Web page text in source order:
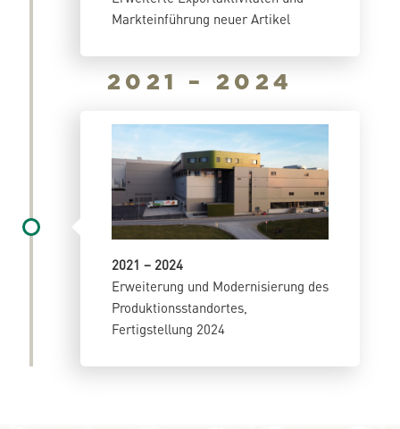
Markteinführung neuer Artikel
2021 – 2024
2021 – 2024
Erweiterung und Modernisierung des
Produktionsstandortes,
Fertigstellung 2024